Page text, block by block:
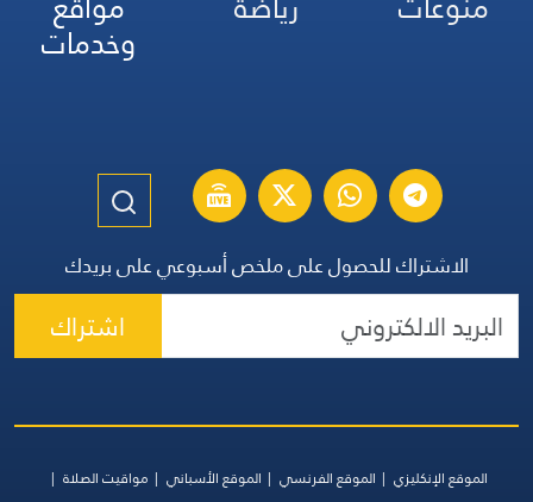
وخدمات
الاشتراك للحصول على ملخص أسبوعي على بريدك
اشتراك
الموقع الإنكليزي الموقع الفرنسي الموقع الأسباني
مواقيت الصلاة